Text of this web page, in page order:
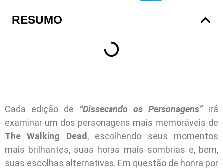
RESUMO
Cada edição de “Dissecando os Personagens”irá
examinar um dos personagens mais memoráveis de
The Walking Dead, escolhendo seus momentos
mais brilhantes, suas horas mais sombrias e, bem,
suas escolhas alternativas. Em questão de honra por